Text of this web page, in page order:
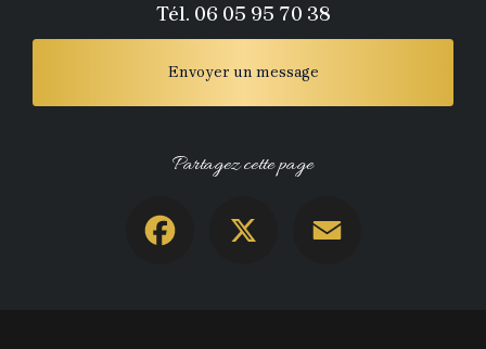
Tél. 06 05 95 70 38
Envoyer un message
Partagez cette page